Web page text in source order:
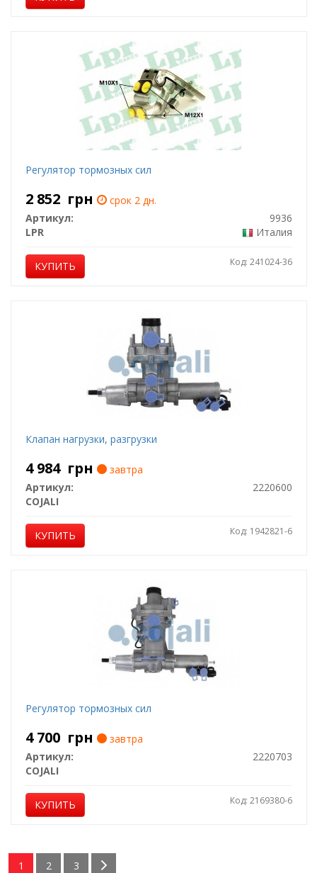
Регулятор тормозных сил
2 852 грн
срок 2 дн.
Артикул:
9936
LPR
Италия
КУПИТЬ Код: 241024-36
Клапан нагрузки, разгрузки
4 984 грн
завтра
Артикул:
2220600
COJALI
КУПИТЬ Код: 1942821-6
Регулятор тормозных сил
4 700 грн
завтра
Артикул:
2220703
COJALI
КУПИТЬ Код: 2169380-6
1 2 3